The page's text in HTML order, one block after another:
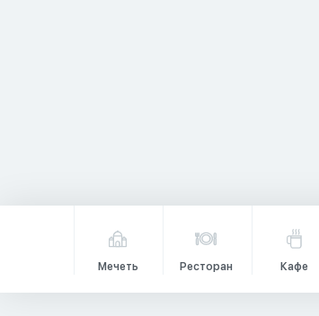
Мечеть Ресторан Кафе